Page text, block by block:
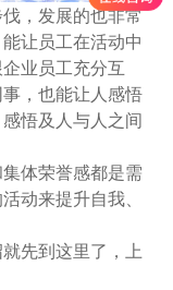
，发展的也非常
让员工在活动中
业员工充分互
，也能让人感悟
悟及人与人之间
体荣誉感都是需
动来提升自我、
先到这里了，上